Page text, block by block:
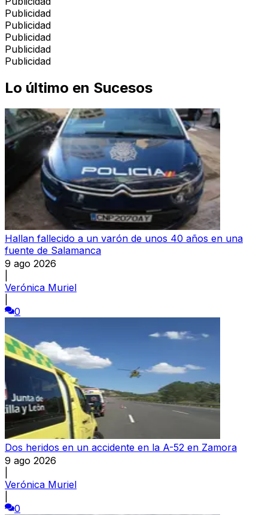
Publicidad
Publicidad
Publicidad
Publicidad
Publicidad
Lo último en Sucesos
Hallan fallecido a un varón de unos 40 años en una
fuente de Salamanca
9 ago 2026
Verónica Muriel
0
Dos heridos en un accidente en la A-52 en Zamora
9 ago 2026
Verónica Muriel
0